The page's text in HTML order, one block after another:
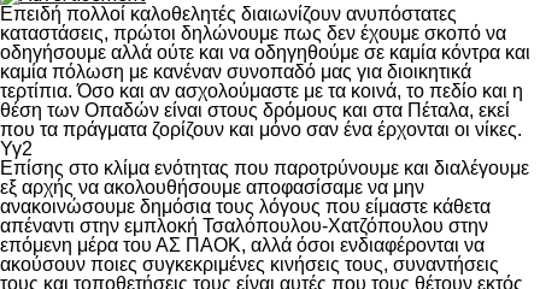
Επειδή πολλοί καλοθελητές διαιωνίζουν ανυπόστατες
καταστάσεις, πρώτοι δηλώνουμε πως δεν έχουμε σκοπό να
οδηγήσουμε αλλά ούτε και να οδηγηθούμε σε καμία κόντρα και
καμία πόλωση με κανέναν συνοπαδό μας για διοικητικά
τερτίπια. Όσο και αν ασχολούμαστε με τα κοινά, το πεδίο και η
θέση των Οπαδών είναι στους δρόμους και στα Πέταλα, εκεί
που τα πράγματα ζορίζουν και μόνο σαν ένα έρχονται οι νίκες.
Υγ2
Επίσης στο κλίμα ενότητας που παροτρύνουμε και διαλέγουμε
εξ αρχής να ακολουθήσουμε αποφασίσαμε να μην
ανακοινώσουμε δημόσια τους λόγους που είμαστε κάθετα
απέναντι στην εμπλοκή Τσαλόπουλου-Χατζόπουλου στην
επόμενη μέρα του ΑΣ ΠΑΟΚ, αλλά όσοι ενδιαφέρονται να
ακούσουν ποιες συγκεκριμένες κινήσεις τους, συναντήσεις
τους και τοποθετήσεις τους είναι αυτές που τους θέτουν εκτός